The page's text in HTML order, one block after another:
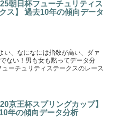
朝日杯フューチュリティス
ス】 過去10年の傾向データ
い、なになには指数が高い、ダァ
ない！男も女も黙ってデータ分
ーチュリティステークスのレース
京王杯スプリングカップ】
年の傾向データ分析